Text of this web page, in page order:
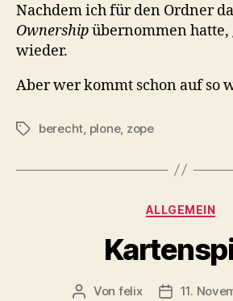
Nachdem ich für den Ordner
Ownershipübernommen hatte,
wieder.
Aber wer kommt schon auf so
Schlagwörter
berecht, plone, zope
ALLGEMEIN
Beitragsautor
Von felix
11.